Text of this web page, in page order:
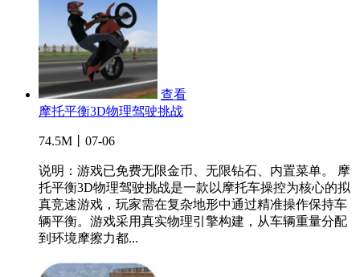
查看
摩托平衡3D物理驾驶挑战
74.5M丨07-06
说明：游戏已免费无限金币、无限钻石、内置菜单。 摩
托平衡3D物理驾驶挑战是一款以摩托车操控为核心的拟
真竞速游戏，玩家需在复杂地形中通过精准操作保持车
辆平衡。游戏采用真实物理引擎构建，从车辆重量分配
到环境摩擦力都...